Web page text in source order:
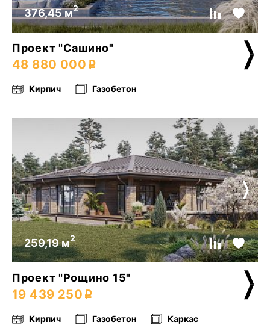
376,45 м2
Проект "Сашино"
48 880 000
Кирпич Газобетон
259,19 м2
Проект "Рощино 15"
19 439 250
Кирпич Газобетон Каркас